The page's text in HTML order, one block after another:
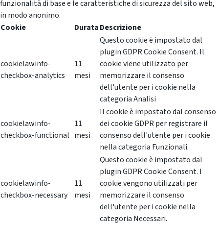
funzionalità di base e le caratteristiche di sicurezza del sito web,
in modo anonimo.
Cookie
DurataDescrizione
cookielawinfo-
checkbox-analytics
11
mesi
Questo cookie è impostato dal
plugin GDPR Cookie Consent. Il
cookie viene utilizzato per
memorizzare il consenso
dell'utente per i cookie nella
categoria Analisi
cookielawinfo-
checkbox-functional
11
mesi
Il cookie è impostato dal consenso
dei cookie GDPR per registrare il
consenso dell'utente per i cookie
nella categoria Funzionali.
cookielawinfo-
checkbox-necessary
11
mesi
Questo cookie è impostato dal
plugin GDPR Cookie Consent. I
cookie vengono utilizzati per
memorizzare il consenso
dell'utente per i cookie nella
categoria Necessari.